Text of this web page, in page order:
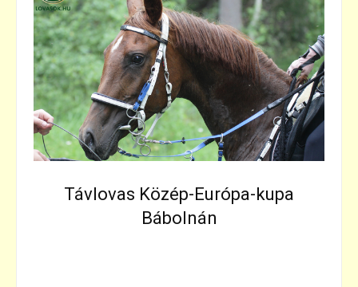
Távlovas Közép-Európa-kupa
Bábolnán